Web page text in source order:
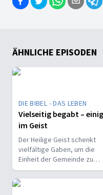
ÄHNLICHE EPISODEN
DIE BIBEL - DAS LEBEN
Vielseitig begabt – einig
im Geist
Der Heilige Geist schenkt
vielfältige Gaben, um die
Einheit der Gemeinde zu
stärken und sie zu
befähigen, Christus vor den
Menschen zu bekennen.